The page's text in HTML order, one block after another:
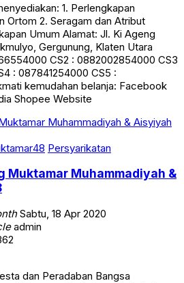
1. Perlengkapan
Ortom 2. Seragam dan Atribut
Umum Alamat: Jl. Ki Ageng
Gergunung, Klaten Utara
CS2 : 0882002854000 CS3
: 087841254000 CS5 :
kemudahan belanja: Facebook
Shopee Website
Persyarikatan
Muktamar Muhammadiyah &
Sabtu, 18 Apr 2020
admin
dan Peradaban Bangsa